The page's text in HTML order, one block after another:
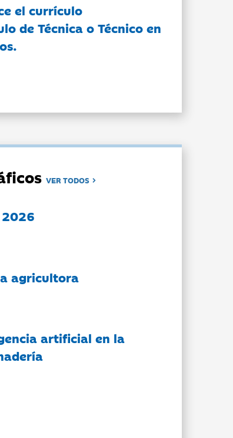
el currículo
de Técnica o Técnico en
VER TODOS
2026
agricultora
artificial en la